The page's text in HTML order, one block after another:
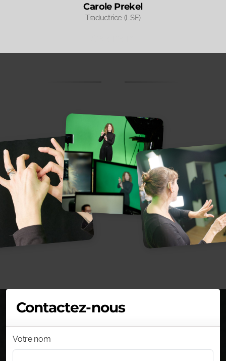
Carole Prekel
Traductrice (LSF)
Contactez-nous
Votre nom